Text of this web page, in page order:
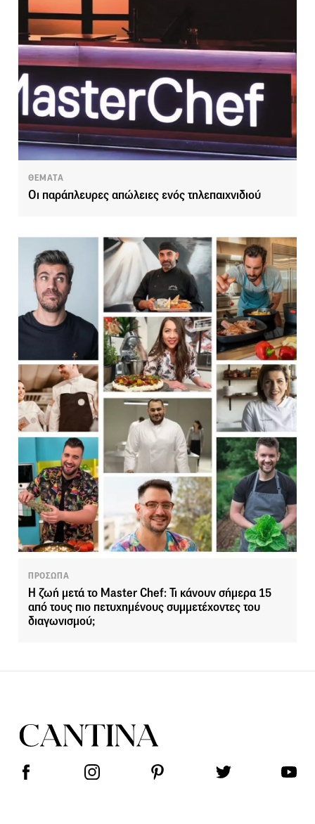
ΘΕΜΑΤΑ
Οι παράπλευρες απώλειες ενός τηλεπαιχνιδιού
ΠΡΟΣΩΠΑ
Η ζωή μετά το Master Chef: Τι κάνουν σήμερα 15
από τους πιο πετυχημένους συμμετέχοντες του
διαγωνισμού;